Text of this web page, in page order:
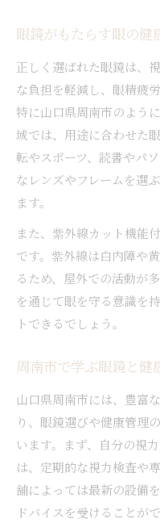
眼鏡がもたらす眼の健
正しく選ばれた眼鏡は、
な負担を軽減し、眼精疲
特に山口県周南市のよう
域では、用途に合わせた
転やスポーツ、読書やパ
なレンズやフレームを選
ます。
また、紫外線カット機能
です。紫外線は白内障や
るため、屋外での活動が
を通じて眼を守る意識を
トできるでしょう。
周南市で学ぶ眼鏡と健
山口県周南市には、豊富
り、眼鏡選びや健康管理
います。まず、自分の視
は、定期的な視力検査や
舗によっては最新の設備
ドバイスを受けることがで